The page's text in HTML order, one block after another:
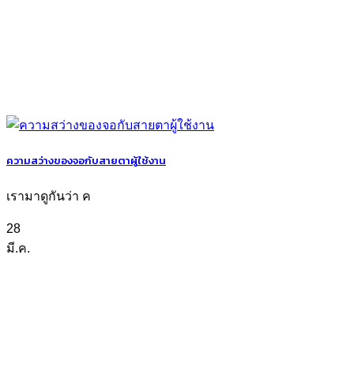
ความสว่างของจอกับสายตาผู้ใช้งาน
เรามาดูกันว่า ค
28
มี.ค.